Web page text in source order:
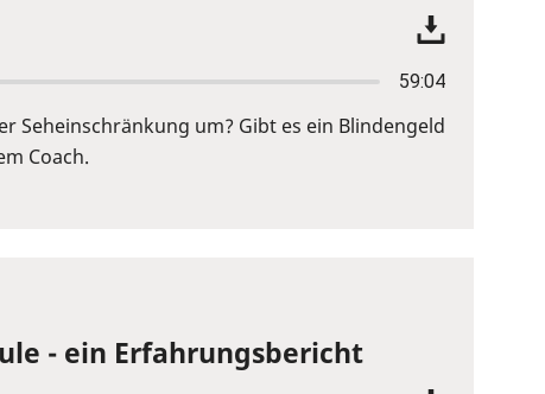
59:04
Seheinschränkung um? Gibt es ein Blindengeld
Coach.
- ein Erfahrungsbericht